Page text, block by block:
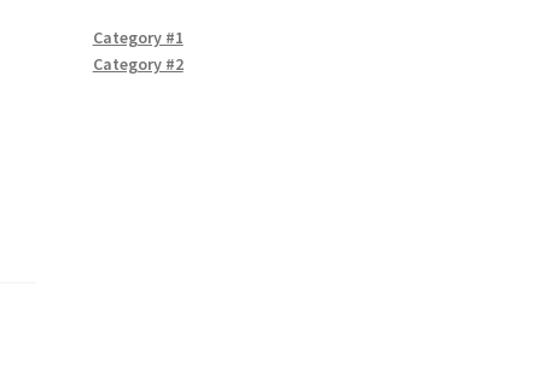
Category #1
Category #2